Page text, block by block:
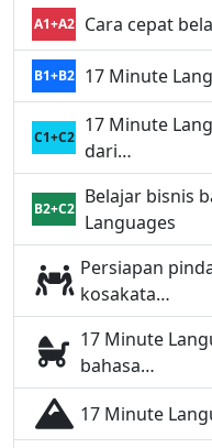
A1+A2 Cara cepat
B1+B2 17 Minute
C1+C2
17 Minute
dari…
B2+C2
Belajar bisnis
Languages
Persiapan
kosakata…
17 Minute
bahasa…
17 Minute